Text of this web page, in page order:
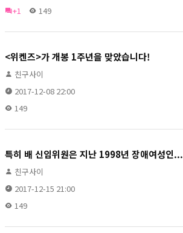
+1
149
<위켄즈>가 개봉 1주년을 맞았습니다!
친구사이
2017-12-08 22:00
149
특히 배 신임위원은 지난 1998년 장애여성인...
친구사이
2017-12-15 21:00
149